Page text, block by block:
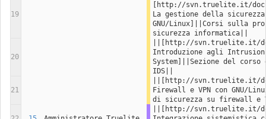
19
[http://svn.truelite.it/
La gestione della sicurezza
GNU/Linux]||Corsi sulla
sicurezza informatica||
20
||[http://svn.truelite.it/
Introduzione agli Intrusion
System]||Sezione del
IDS||
21
||[http://svn.truelite.it/
Firewall e VPN con GNU/
di sicurezza su firewall e
||[http://svn.truelite.it/